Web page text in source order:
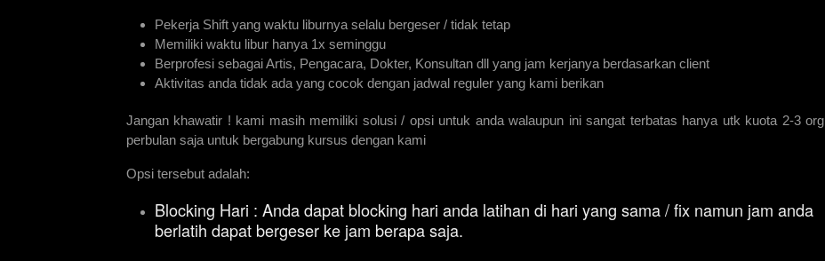
Pekerja Shift yang waktu liburnya selalu bergeser / tidak tetap
Memiliki waktu libur hanya 1x seminggu
Berprofesi sebagai Artis, Pengacara, Dokter, Konsultan dll yang jam kerjanya berdasarkan client
Aktivitas anda tidak ada yang cocok dengan jadwal reguler yang kami berikan
Jangan khawatir ! kami masih memiliki solusi / opsi untuk anda walaupun ini sangat terbatas hanya utk kuota 2-3 org
perbulan saja untuk bergabung kursus dengan kami
Opsi tersebut adalah:
Blocking Hari : Anda dapat blocking hari anda latihan di hari yang sama / fix namun jam anda
berlatih dapat bergeser ke jam berapa saja.